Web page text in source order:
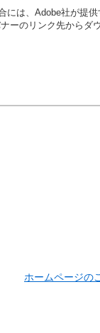
は、Adobe社が提供
ーのリンク先からダ
ホームページの